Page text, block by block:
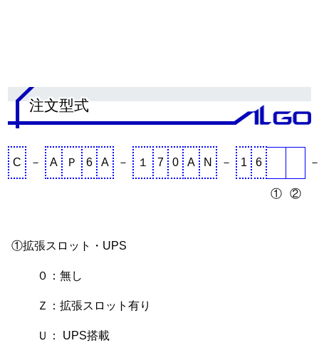
注文型式
C － A Ｐ 6 A － １ 7 0 A N － 1 6
① ②
①拡張スロット・UPS
０：無し
Ｚ：拡張スロット有り
Ｕ： UPS搭載